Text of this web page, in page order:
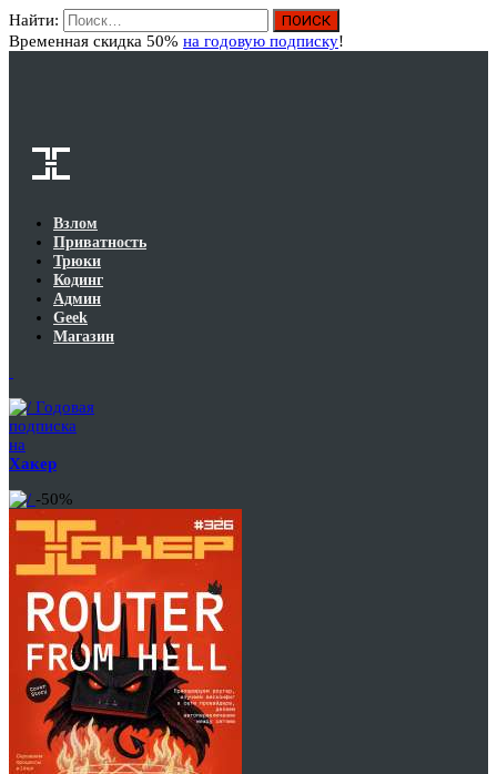
Найти:
Временная скидка 50% на годовую подписку!
Взлом
Приватность
Трюки
Кодинг
Админ
Geek
Магазин
Годовая
подписка
на
Хакер
-50%